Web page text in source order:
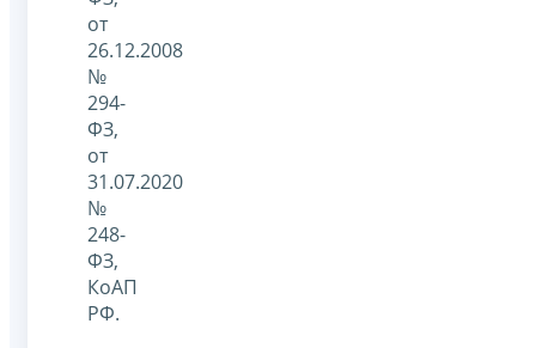
от
26.12.2008
№
294-
ФЗ,
от
31.07.2020
№
248-
ФЗ,
КоАП
РФ.